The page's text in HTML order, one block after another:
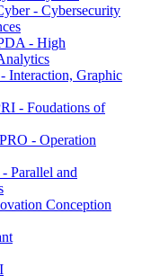
- Cybersecurity
- High
Graphic
- Foudations of
- Operation
Parallel and
Conception